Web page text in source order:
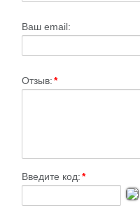
Ваш email:
Отзыв:*
Введите код:*